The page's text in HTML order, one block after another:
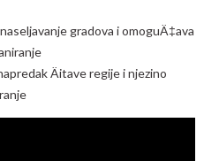
gradova i omoguÄ‡ava
Äitave regije i njezino